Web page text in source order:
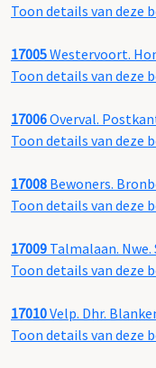
Toon details van deze
17005Westervoort.
Toon details van deze
17006Overval.
Toon details van deze
17008 Bewoners.
Toon details van deze
17009 Talmalaan.
Toon details van deze
17010Velp. Dhr.
Toon details van deze